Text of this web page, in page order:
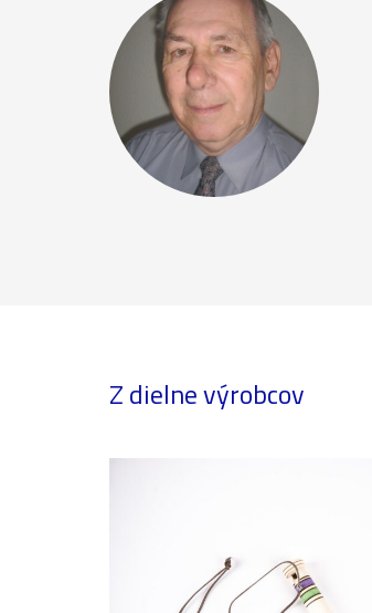
Z dielne výrobcov